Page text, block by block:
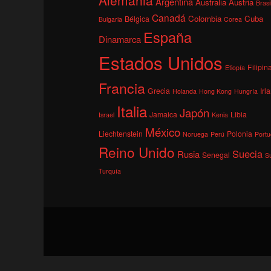
Brasil
Bulgaria Bélgica Canadá Colombia Corea Cuba
Dinamarca España
Estados Unidos Etiopía
Francia Grecia Holanda Hong Kong Hungría
Israel Italia Jamaica Japón Kenia Libia
Liechtenstein México Noruega Perú Polonia
Reino Unido Rusia Senegal Suecia
Turquía